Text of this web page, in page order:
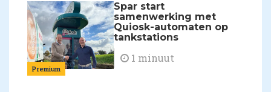
Premium
Spar start
samenwerking met
Quiosk-automaten op
tankstations
1 minuut